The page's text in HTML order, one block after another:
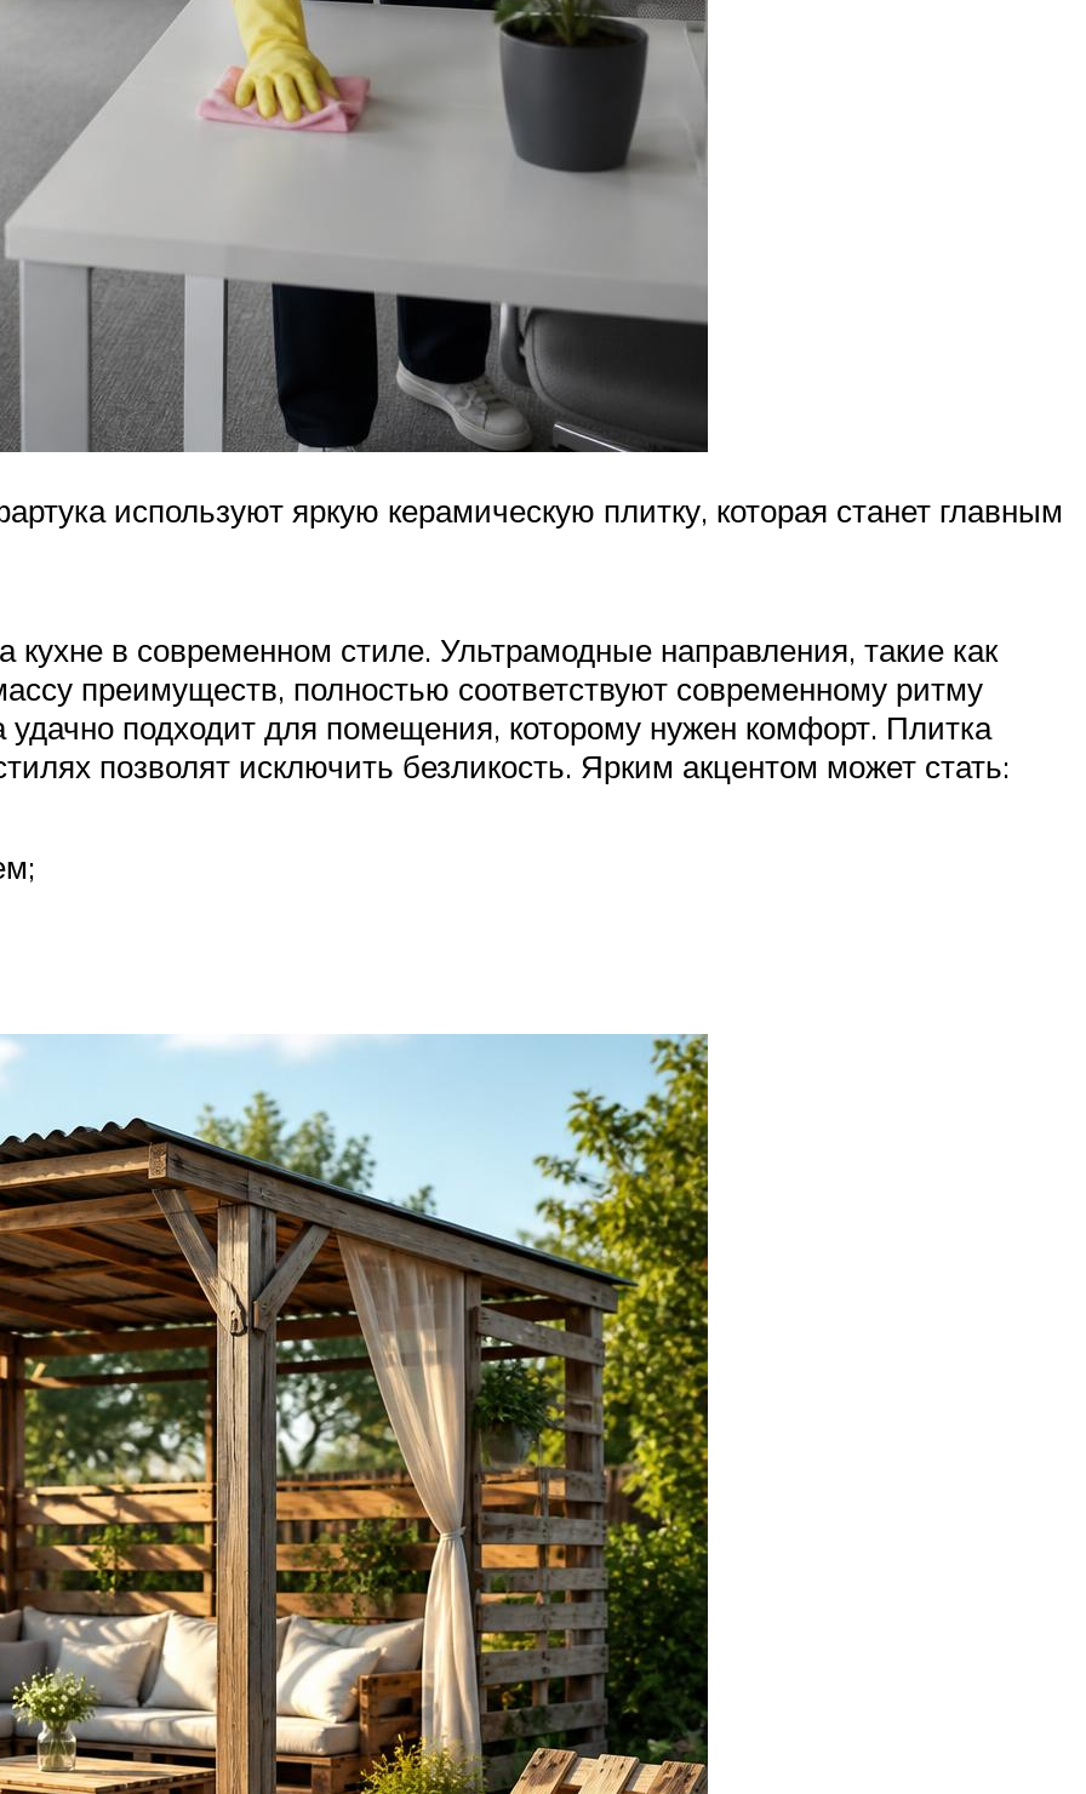
используют яркую керамическую плитку, которая станет главным
кухне в современном стиле. Ультрамодные направления, такие как
преимуществ, полностью соответствуют современному ритму
удачно подходит для помещения, которому нужен комфорт. Плитка
позволят исключить безликость. Ярким акцентом может стать: